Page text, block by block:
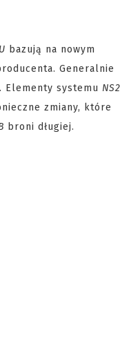
bazują na nowym
Generalnie
. Elementy systemu NS2
zmiany, które
broni długiej.